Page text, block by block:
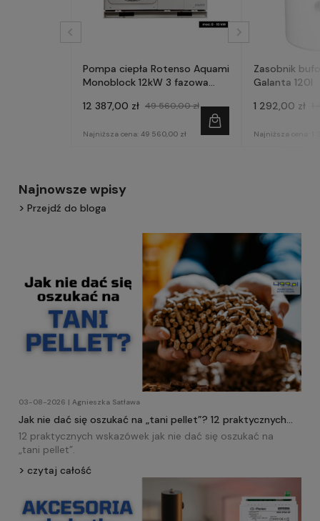
Pompa ciepła Rotenso Aquami
Monoblock 12kW 3 fazowa
12 387,00 zł 49 560,00 zł
Najniższa cena: 49 560,00 zł
Zasobnik
Galanta 120l
1 292,00 zł
Najniższa cena:
Najnowsze wpisy
Przejdź do bloga
03-08-2026 | Agnieszka Satława
Jak nie dać się oszukać na „tani pellet”? 12 praktycznych
wskazówek!
12 praktycznych wskazówek jak nie dać się oszukać na
„tani pellet”.
czytaj całość